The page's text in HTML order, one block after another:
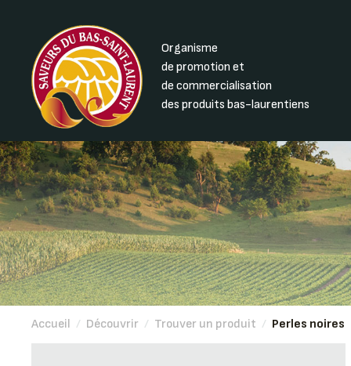
Organisme
de promotion et
de commercialisation
des produits bas-laurentiens
Accueil / Découvrir / Trouver un produit / Perles noires